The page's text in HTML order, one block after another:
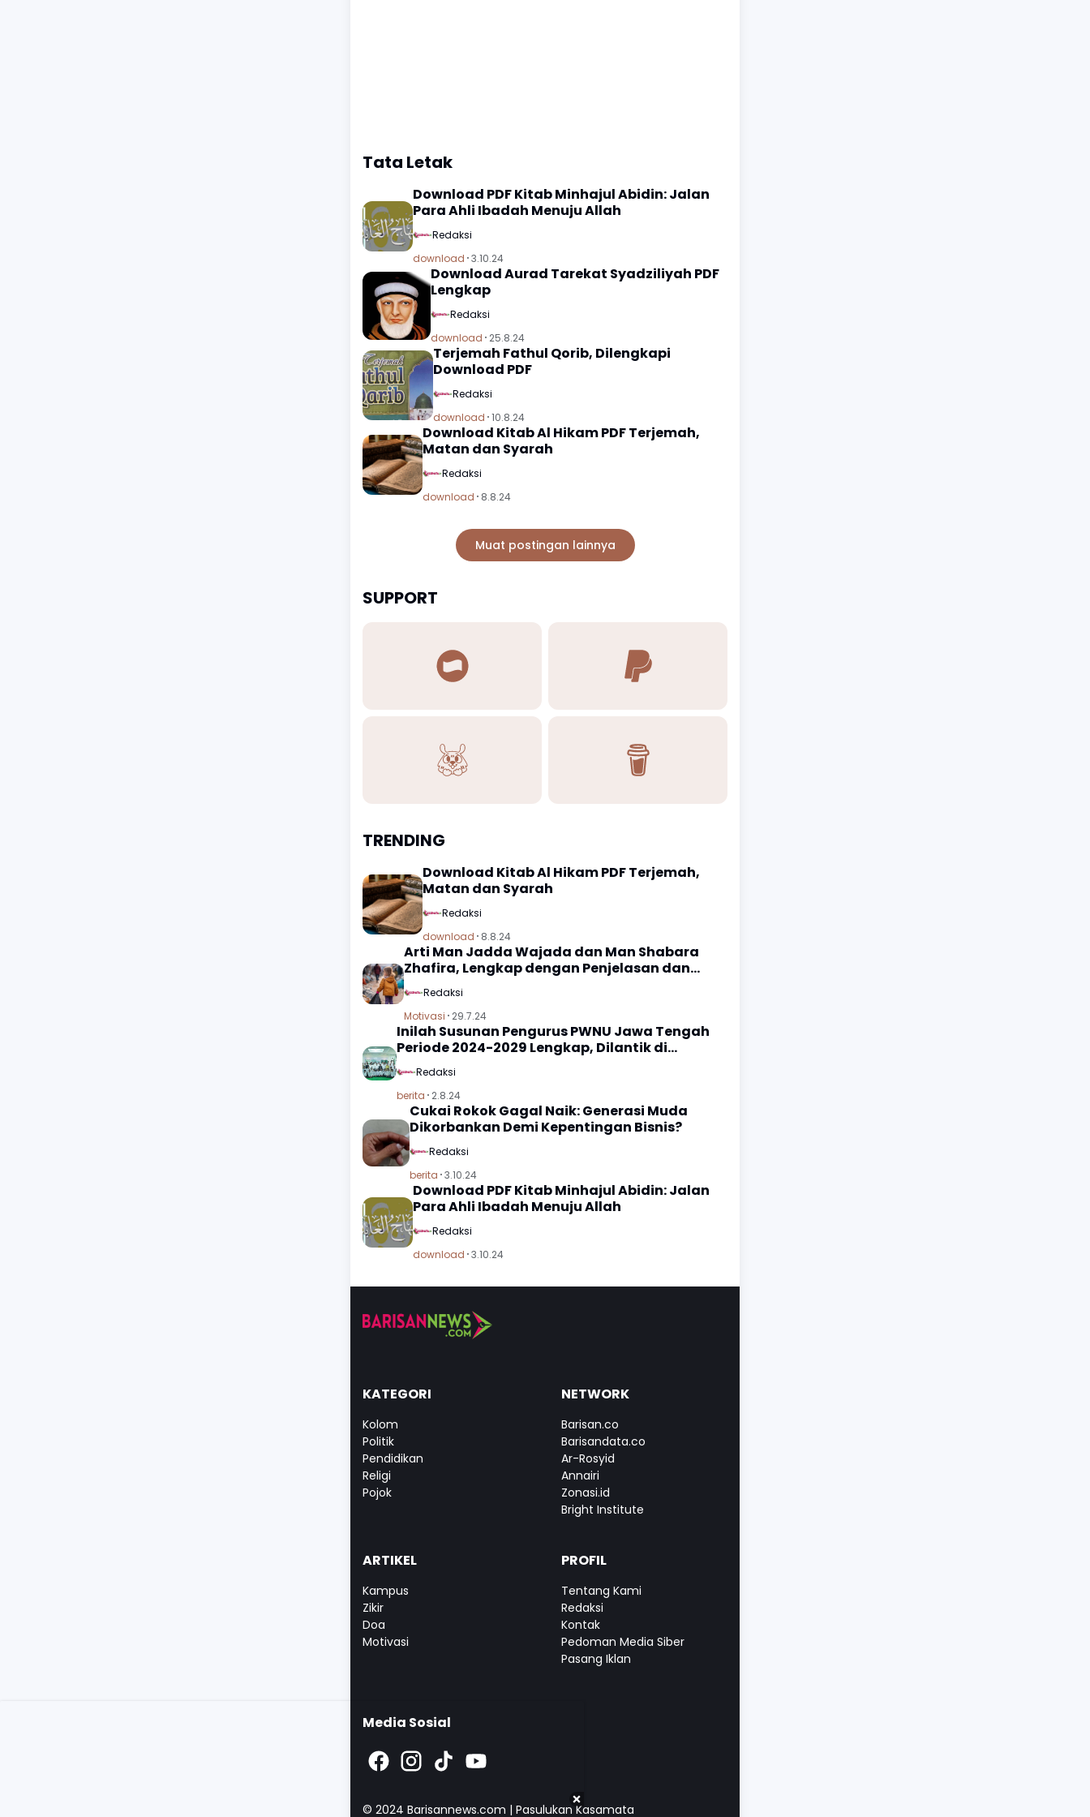
Tata Letak
Download PDF Kitab Minhajul Abidin: Jalan
Para Ahli Ibadah Menuju Allah
Redaksi
download 3.10.24
Download Aurad Tarekat Syadziliyah PDF
Lengkap
Redaksi
download 25.8.24
Terjemah Fathul Qorib, Dilengkapi
Download PDF
Redaksi
download 10.8.24
Download Kitab Al Hikam PDF Terjemah,
Matan dan Syarah
Redaksi
download 8.8.24
Muat postingan lainnya
SUPPORT
TRENDING
Download Kitab Al Hikam PDF Terjemah,
Matan dan Syarah
Redaksi
download 8.8.24
Arti Man Jadda Wajada dan Man Shabara
Zhafira, Lengkap dengan Penjelasan dan
Makna
Redaksi
Motivasi 29.7.24
Inilah Susunan Pengurus PWNU Jawa Tengah
Periode 2024-2029 Lengkap, Dilantik di
Kampus Unissula Semarang
Redaksi
berita 2.8.24
Cukai Rokok Gagal Naik: Generasi Muda
Dikorbankan Demi Kepentingan Bisnis?
Redaksi
berita 3.10.24
Download PDF Kitab Minhajul Abidin: Jalan
Para Ahli Ibadah Menuju Allah
Redaksi
download 3.10.24
KATEGORI
Kolom
Politik
Pendidikan
Religi
Pojok
NETWORK
Barisan.co
Barisandata.co
Ar-Rosyid
Annairi
Zonasi.id
Bright Institute
ARTIKEL
Kampus
Zikir
Doa
Motivasi
PROFIL
Tentang Kami
Redaksi
Kontak
Pedoman Media Siber
Pasang Iklan
Media Sosial
© 2024 Barisannews.com | Pasulukan Kasamata